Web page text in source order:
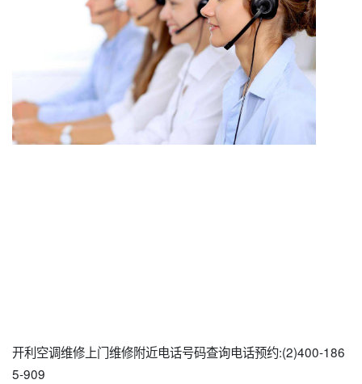
开利空调维修上门维修附近电话号码查询电话预约:(2)400-186
5-909